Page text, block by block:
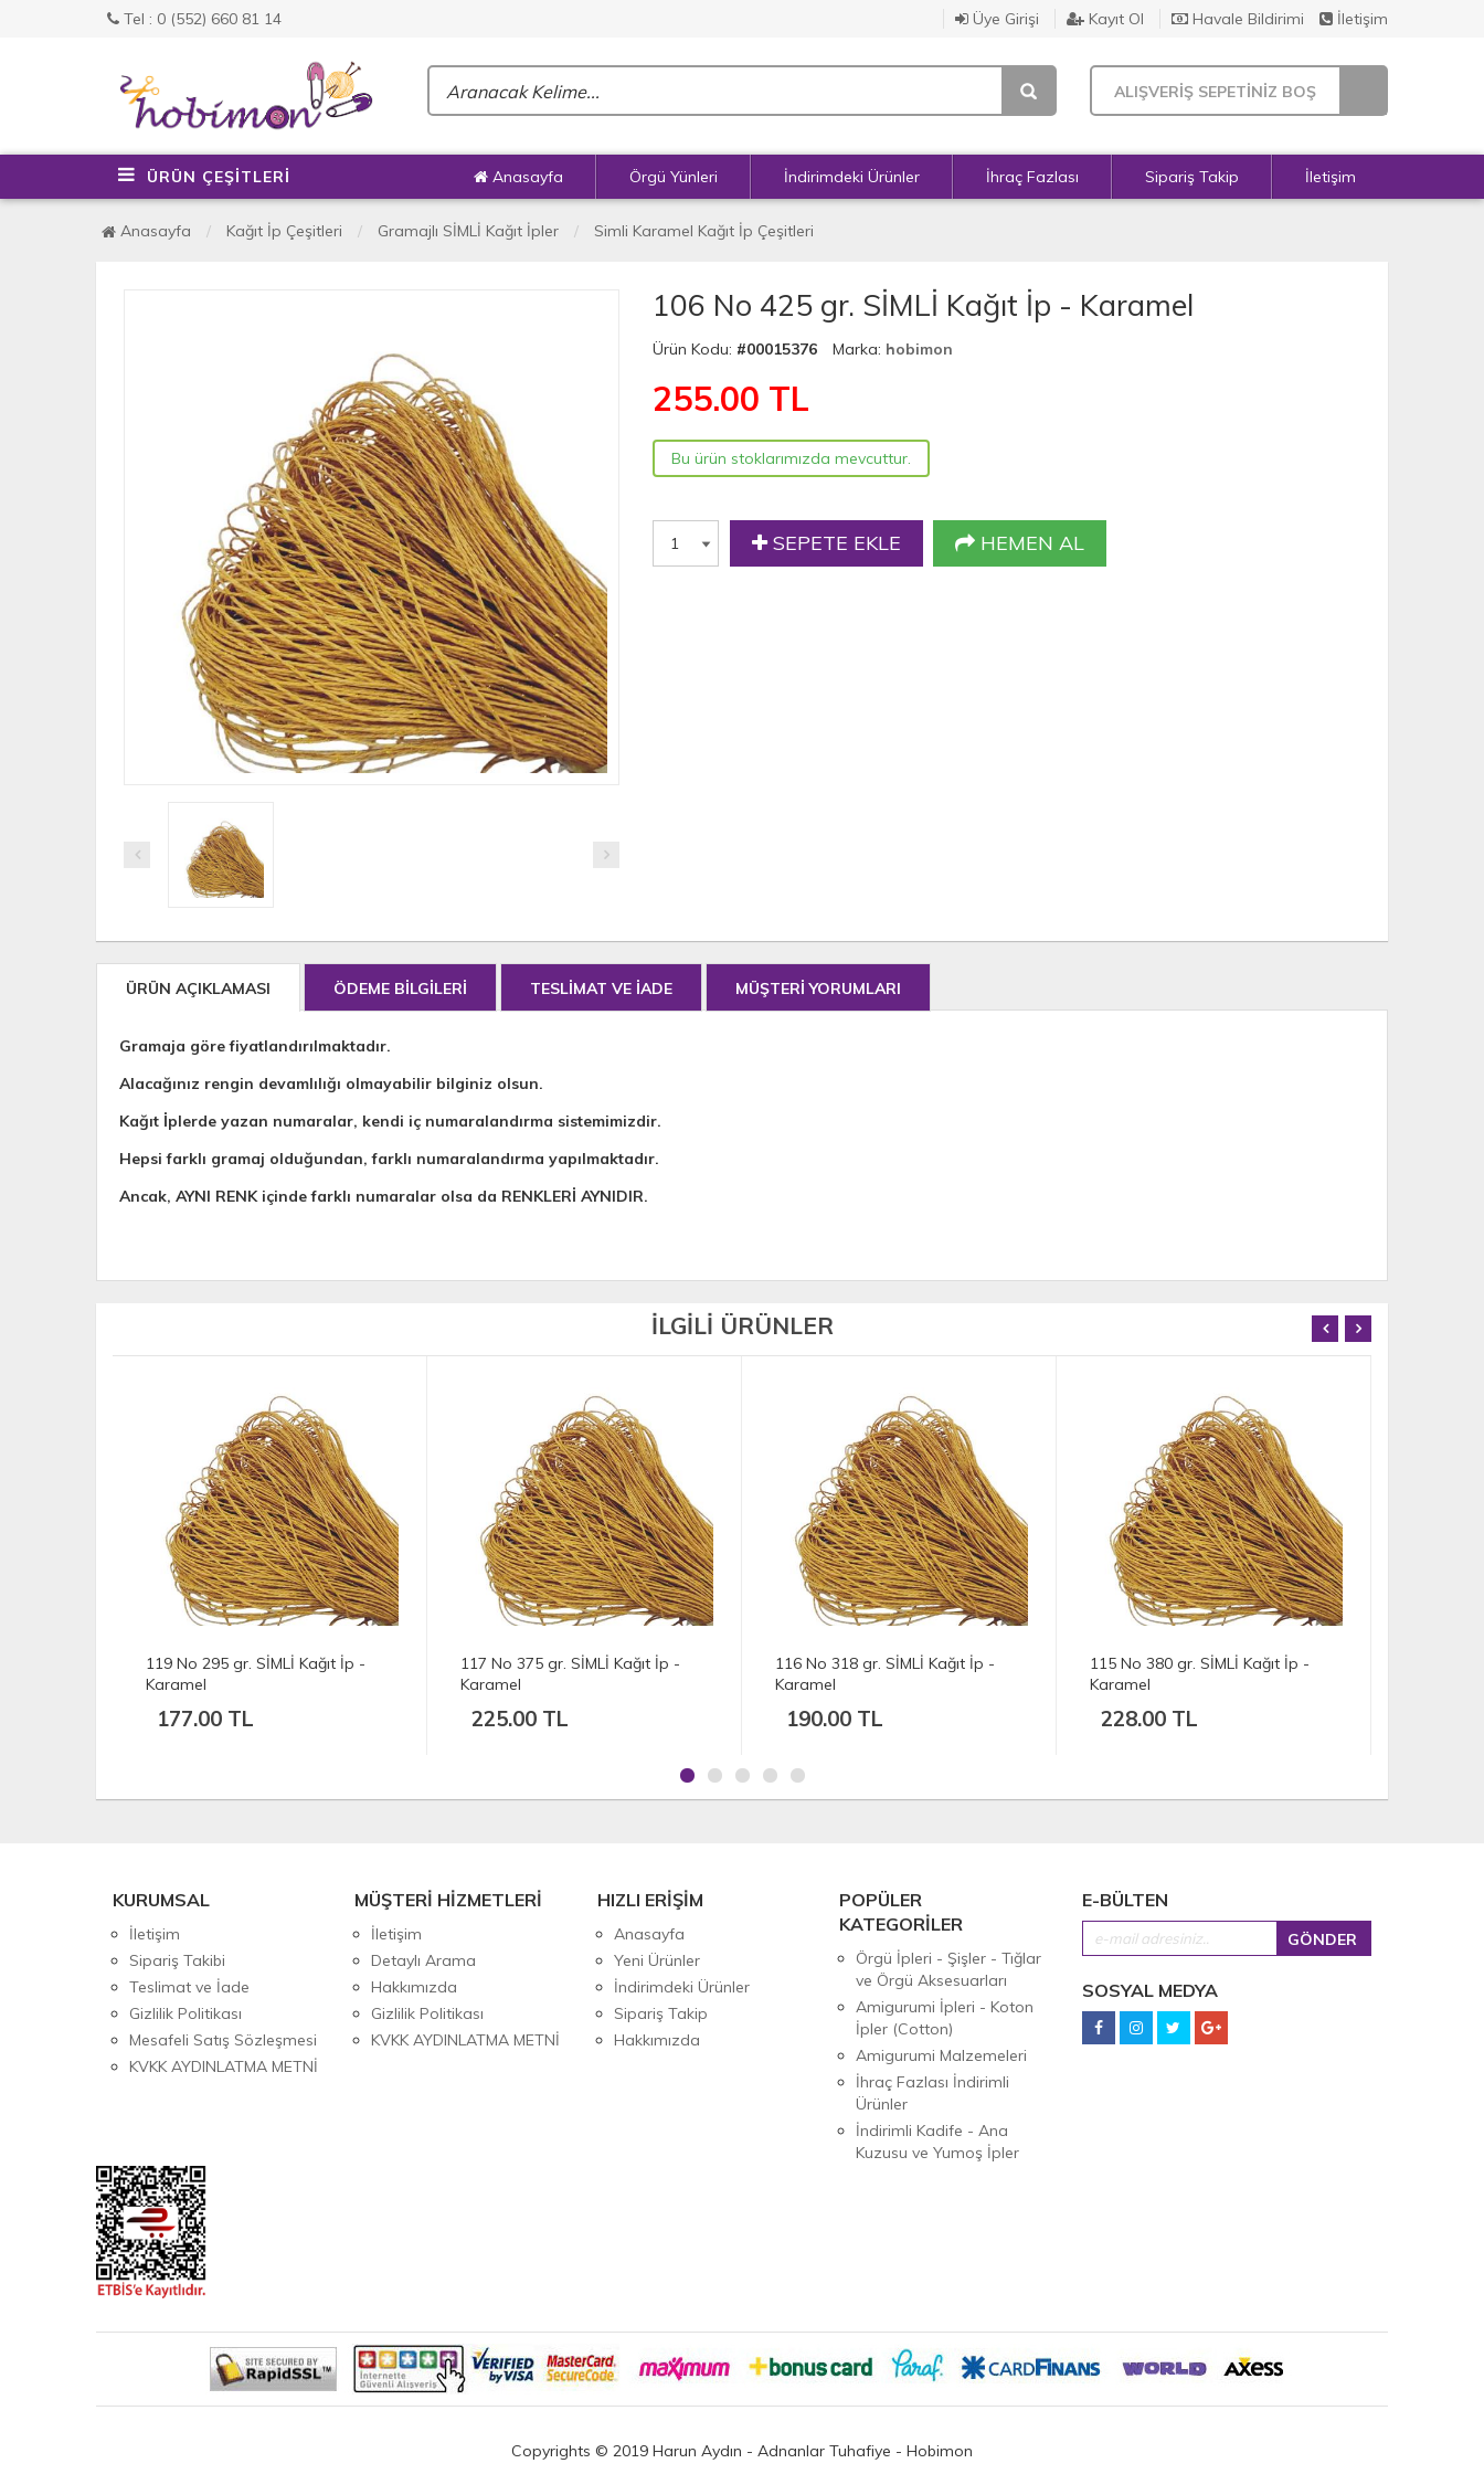
Tel : 0 (552) 660 81 14 Üye Girişi Kayıt Ol Havale Bildirimi İletişim
ALIŞVERİŞ SEPETİNİZ BOŞ
ÜRÜN ÇEŞİTLERİ Anasayfa Örgü Yünleri İndirimdeki Ürünler İhraç Fazlası Sipariş Takip İletişim
Anasayfa Kağıt İp Çeşitleri Gramajlı SİMLİ Kağıt İpler Simli Karamel Kağıt İp Çeşitleri
106 No 425 gr. SİMLİ Kağıt İp - Karamel
Ürün Kodu: #00015376 Marka: hobimon
255.00 TL
Bu ürün stoklarımızda mevcuttur.
SEPETE EKLE HEMEN AL
ÜRÜN AÇIKLAMASI ÖDEME BİLGİLERİ TESLİMAT VE İADE MÜŞTERİ YORUMLARI
Gramaja göre fiyatlandırılmaktadır.
Alacağınız rengin devamlılığı olmayabilir bilginiz olsun.
Kağıt İplerde yazan numaralar, kendi iç numaralandırma sistemimizdir.
Hepsi farklı gramaj olduğundan, farklı numaralandırma yapılmaktadır.
Ancak, AYNI RENK içinde farklı numaralar olsa da RENKLERİ AYNIDIR.
İLGİLİ ÜRÜNLER
117 No 375 gr. SİMLİ Kağıt İp -
Karamel
225.00 TL
116 No 318 gr. SİMLİ Kağıt İp -
Karamel
190.00 TL
115 No 380 gr. SİMLİ Kağıt İp -
Karamel
228.00 TL
114 No 255 gr. SİMLİ Kağıt İp -
Karamel
153.00 TL
KURUMSAL
İletişim
Sipariş Takibi
Teslimat ve İade
Gizlilik Politikası
Mesafeli Satış Sözleşmesi
KVKK AYDINLATMA METNİ
MÜŞTERİ HİZMETLERİ
İletişim
Detaylı Arama
Hakkımızda
Gizlilik Politikası
KVKK AYDINLATMA METNİ
HIZLI ERİŞİM
Anasayfa
Yeni Ürünler
İndirimdeki Ürünler
Sipariş Takip
Hakkımızda
POPÜLER
KATEGORİLER
Örgü İpleri - Şişler - Tığlar
ve Örgü Aksesuarları
Amigurumi İpleri - Koton
İpler (Cotton)
Amigurumi Malzemeleri
İhraç Fazlası İndirimli
Ürünler
İndirimli Kadife - Ana
Kuzusu ve Yumoş İpler
E-BÜLTEN
SOSYAL MEDYA
Copyrights © 2019 Harun Aydın - Adnanlar Tuhafiye - Hobimon